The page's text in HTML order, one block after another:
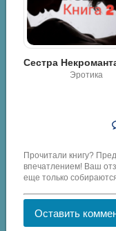
Эротика
Прочитали книгу?
впечатлением! Ваш
еще только
Оставить